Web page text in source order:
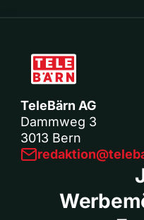
TeleBärn AG
Dammweg 3
3013 Bern